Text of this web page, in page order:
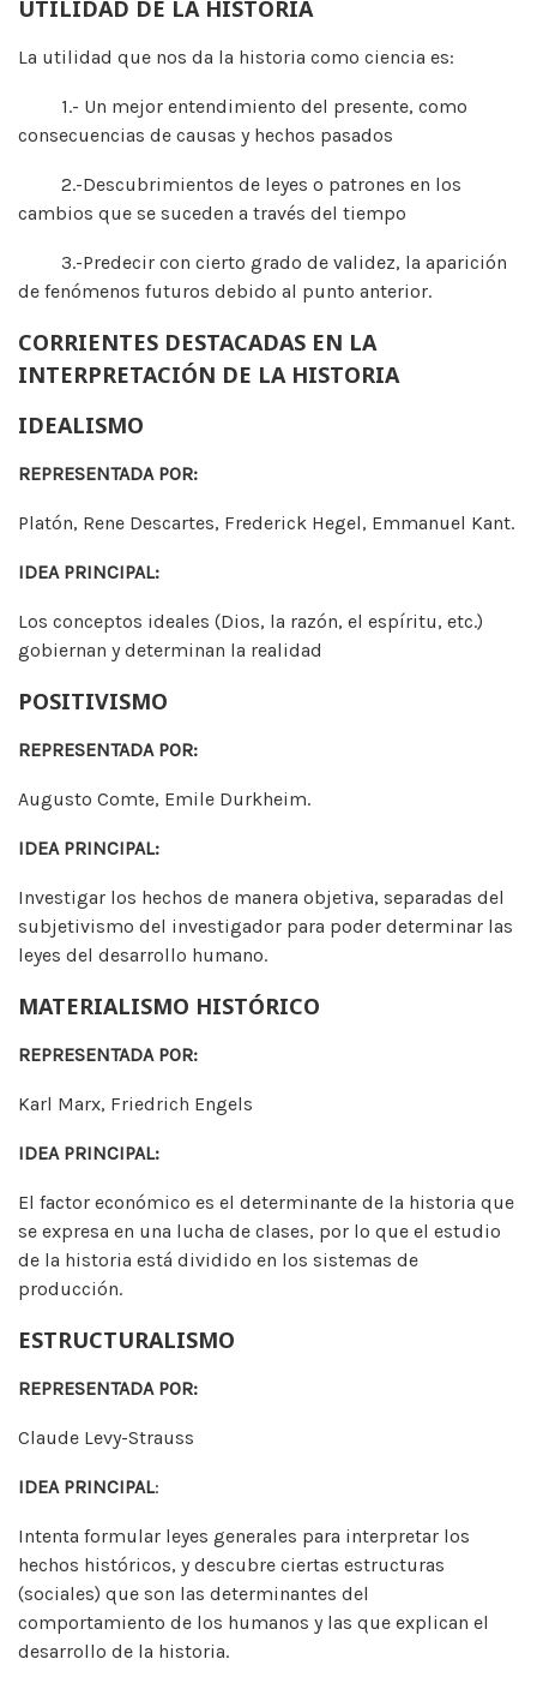
UTILIDAD DE LA HISTORIA
La utilidad que nos da la historia como ciencia es:
1.- Un mejor entendimiento del presente, como
consecuencias de causas y hechos pasados
2.-Descubrimientos de leyes o patrones en los
cambios que se suceden a través del tiempo
3.-Predecir con cierto grado de validez, la aparición
de fenómenos futuros debido al punto anterior.
CORRIENTES DESTACADAS EN LA
INTERPRETACIÓN DE LA HISTORIA
IDEALISMO
REPRESENTADA POR:
Platón, Rene Descartes, Frederick Hegel, Emmanuel Kant.
IDEA PRINCIPAL:
Los conceptos ideales (Dios, la razón, el espíritu, etc.)
gobiernan y determinan la realidad
POSITIVISMO
REPRESENTADA POR:
Augusto Comte, Emile Durkheim.
IDEA PRINCIPAL:
Investigar los hechos de manera objetiva, separadas del
subjetivismo del investigador para poder determinar las
leyes del desarrollo humano.
MATERIALISMO HISTÓRICO
REPRESENTADA POR:
Karl Marx, Friedrich Engels
IDEA PRINCIPAL:
El factor económico es el determinante de la historia que
se expresa en una lucha de clases, por lo que el estudio
de la historia está dividido en los sistemas de
producción.
ESTRUCTURALISMO
REPRESENTADA POR:
Claude Levy-Strauss
IDEA PRINCIPAL:
Intenta formular leyes generales para interpretar los
hechos históricos, y descubre ciertas estructuras
(sociales) que son las determinantes del
comportamiento de los humanos y las que explican el
desarrollo de la historia.